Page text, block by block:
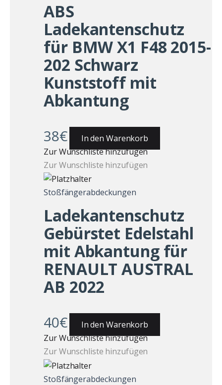
ABS
Ladekantenschutz
für BMW X1 F48 2015-
202 Schwarz
Kunststoff mit
Abkantung
38€
In den Warenkorb
Zur Wunschliste hinzufügen
Zur Wunschliste hinzufügen
Stoßfängerabdeckungen
Ladekantenschutz
Gebürstet Edelstahl
mit Abkantung für
RENAULT AUSTRAL
AB 2022
40€
In den Warenkorb
Zur Wunschliste hinzufügen
Zur Wunschliste hinzufügen
Stoßfängerabdeckungen